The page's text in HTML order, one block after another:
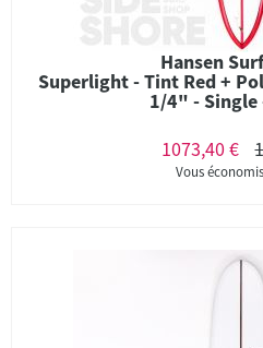
Hansen
Superlight - Tint Red +
1/4" - Single
1073,40 €
Vous